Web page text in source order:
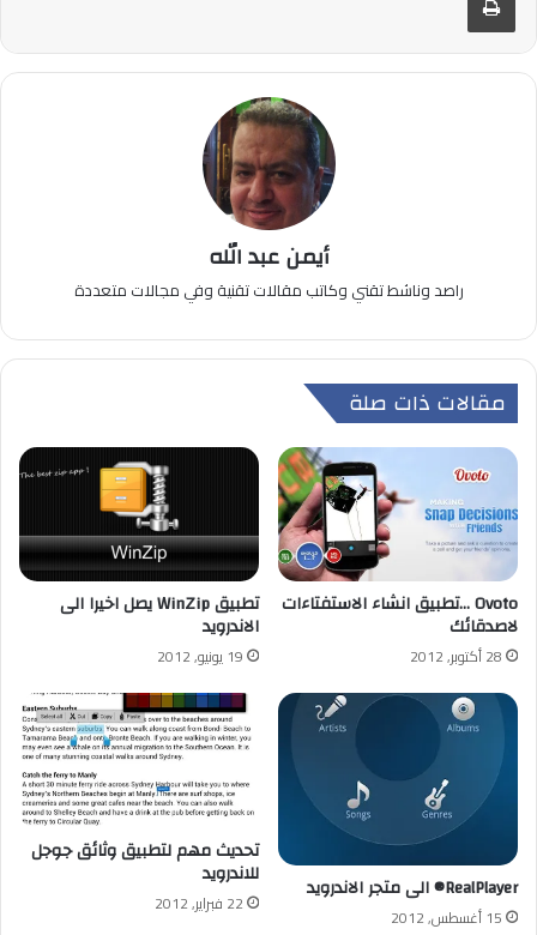
أيمن عبد الله
راصد وناشط تقني وكاتب مقالات تقنية وفي مجالات متعددة
مقالات ذات صلة
Ovoto …تطبيق انشاء الاستفتاءات
لاصدقائك
28 أكتوبر, 2012
تطبيق WinZip يصل اخيرا الى
الاندرويد
19 يونيو, 2012
RealPlayer® الى متجر الاندرويد
15 أغسطس, 2012
تحديث مهم لتطبيق وثائق جوجل
للاندرويد
22 فبراير, 2012